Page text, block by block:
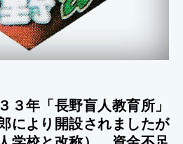
年「長野盲人教育所」
により開設されましたが